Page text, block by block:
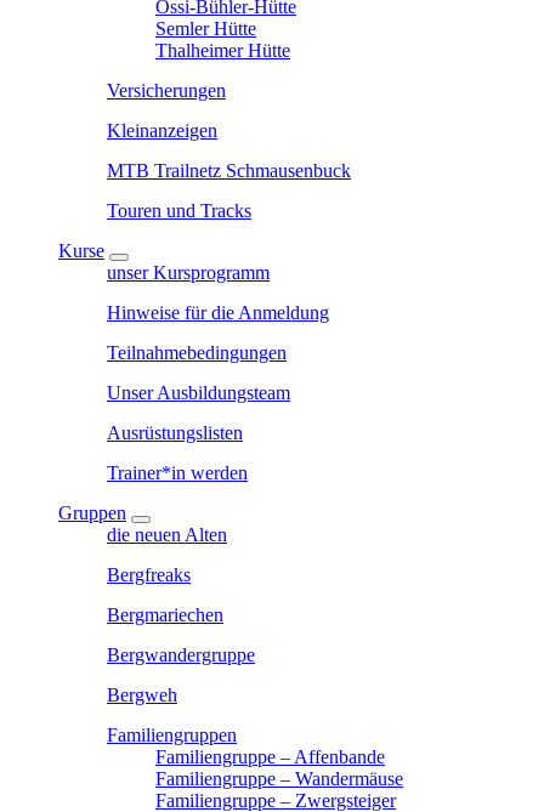
Ossi-Bühler-Hütte
Semler Hütte
Thalheimer Hütte
Versicherungen
Kleinanzeigen
MTB Trailnetz Schmausenbuck
Touren und Tracks
Kurse
unser Kursprogramm
Hinweise für die Anmeldung
Teilnahmebedingungen
Unser Ausbildungsteam
Ausrüstungslisten
Trainer*in werden
Gruppen
die neuen Alten
Bergfreaks
Bergmariechen
Bergwandergruppe
Bergweh
Familiengruppen
Familiengruppe – Affenbande
Familiengruppe – Wandermäuse
Familiengruppe – Zwergsteiger